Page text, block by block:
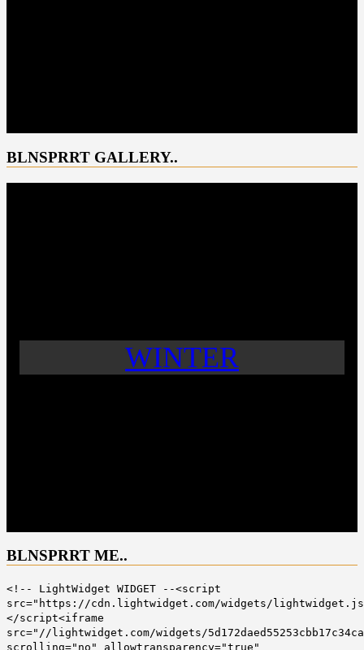
BLNSPRRT GALLERY..
WINTER
BLNSPRRT ME..
<!-- LightWidget WIDGET --<script
src="https://cdn.lightwidget.com/widgets/
</script<iframe
src="//lightwidget.com/widgets/
scrolling="no" allowtransparency="true"